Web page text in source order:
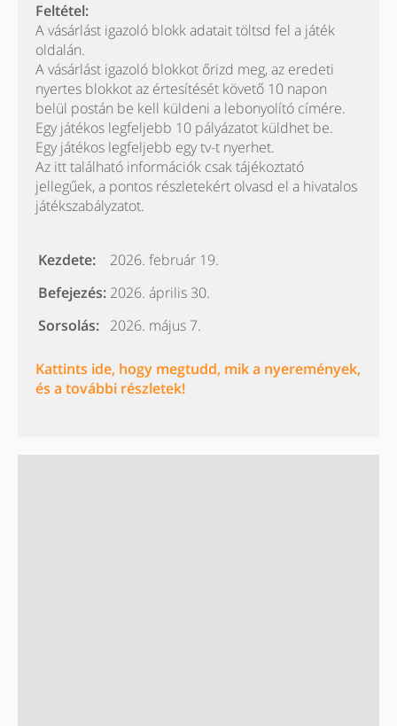
Feltétel:
A vásárlást igazoló blokk adatait töltsd fel a játék
oldalán.
A vásárlást igazoló blokkot őrizd meg, az eredeti
nyertes blokkot az értesítését követő 10 napon
belül postán be kell küldeni a lebonyolító címére.
Egy játékos legfeljebb 10 pályázatot küldhet be.
Egy játékos legfeljebb egy tv-t nyerhet.
Az itt található információk csak tájékoztató
jellegűek, a pontos részletekért olvasd el a hivatalos
játékszabályzatot.
Kezdete:
2026. február 19.
Befejezés: 2026. április 30.
Sorsolás: 2026. május 7.
Kattints ide, hogy megtudd, mik a nyeremények,
és a további részletek!